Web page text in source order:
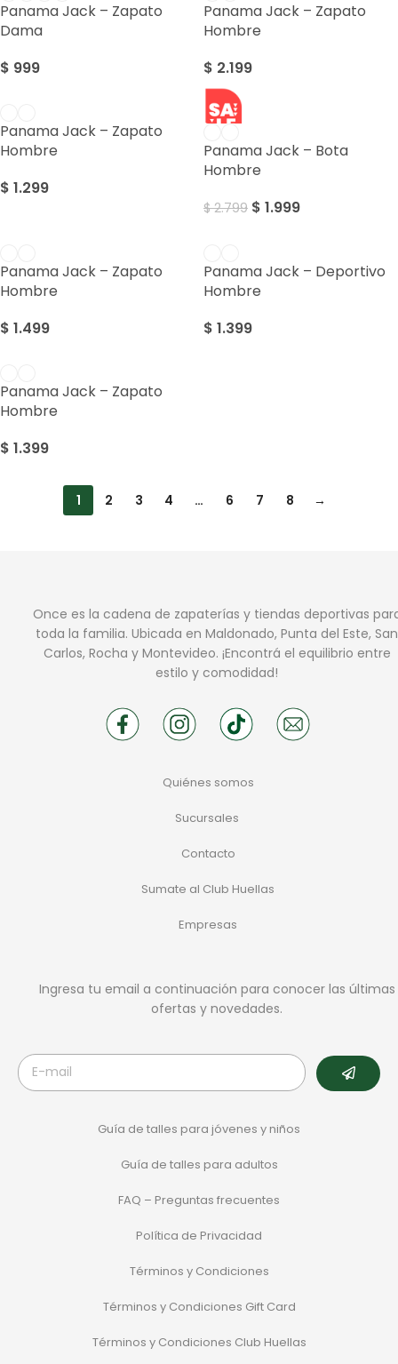
Panama Jack – Zapato
Dama
$ 999
Panama Jack – Zapato
Hombre
$ 2.199
Panama Jack – Zapato
Hombre
$ 1.299
SALE
Panama Jack – Bota
Hombre
$2.799 $ 1.999
Panama Jack – Zapato
Hombre
$ 1.499
Panama Jack – Deportivo
Hombre
$ 1.399
Panama Jack – Zapato
Hombre
$ 1.399
1 2 3 4 … 6 7 8 →
Once es la cadena de zapaterías y tiendas deportivas
toda la familia. Ubicada en Maldonado, Punta del Este, San
Carlos, Rocha y Montevideo. ¡Encontrá el equilibrio entre
estilo y comodidad!
Quiénes somos
Sucursales
Contacto
Sumate al Club Huellas
Empresas
Ingresa tu email a continuación para conocer las últimas
ofertas y novedades.
Guía de talles para jóvenes y niños
Guía de talles para adultos
FAQ – Preguntas frecuentes
Política de Privacidad
Términos y Condiciones
Términos y Condiciones Gift Card
Términos y Condiciones Club Huellas